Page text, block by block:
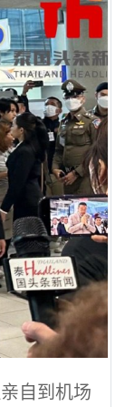
自到机场